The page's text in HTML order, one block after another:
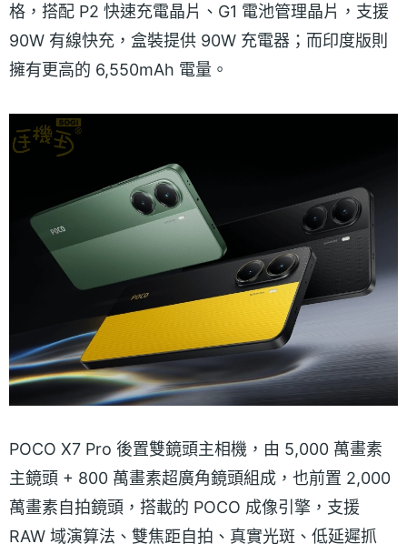
格，搭配 P2 快速充電晶片、G1 電池管理晶片，支援
90W 有線快充，盒裝提供 90W 充電器；而印度版則
擁有更高的 6,550mAh 電量。
POCO X7 Pro 後置雙鏡頭主相機，由 5,000 萬畫素
主鏡頭 + 800 萬畫素超廣角鏡頭組成，也前置 2,000
萬畫素自拍鏡頭，搭載的 POCO 成像引擎，支援
RAW 域演算法、雙焦距自拍、真實光斑、低延遲抓